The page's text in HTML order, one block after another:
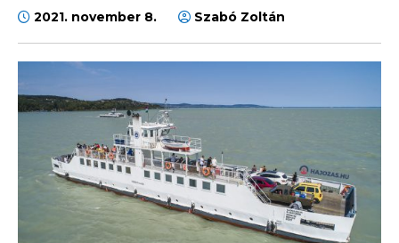
2021. november 8. Szabó Zoltán